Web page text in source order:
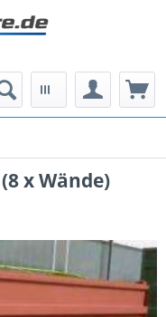
x Wände)